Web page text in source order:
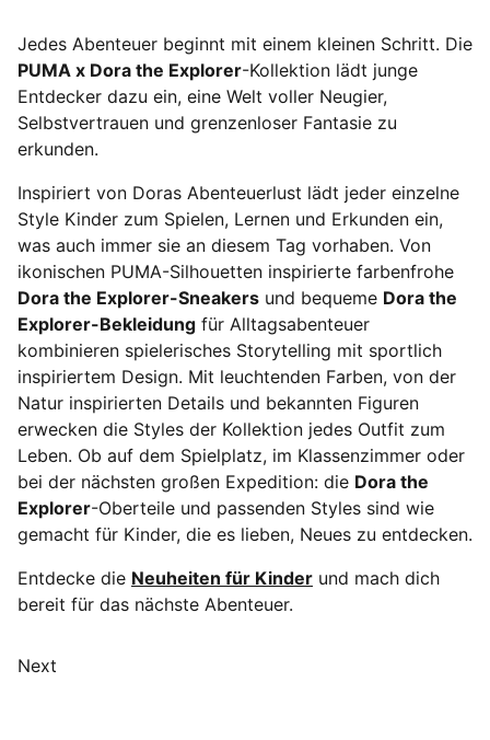
Jedes Abenteuer beginnt mit einem kleinen Schritt. Die
PUMA x Dora the Explorer-Kollektion lädt junge
Entdecker dazu ein, eine Welt voller Neugier,
Selbstvertrauen und grenzenloser Fantasie zu
erkunden.
Inspiriert von Doras Abenteuerlust lädt jeder einzelne
Style Kinder zum Spielen, Lernen und Erkunden ein,
was auch immer sie an diesem Tag vorhaben. Von
ikonischen PUMA-Silhouetten inspirierte farbenfrohe
Dora the Explorer-Sneakers und bequeme Dora the
Explorer-Bekleidung für Alltagsabenteuer
kombinieren spielerisches Storytelling mit sportlich
inspiriertem Design. Mit leuchtenden Farben, von der
Natur inspirierten Details und bekannten Figuren
erwecken die Styles der Kollektion jedes Outfit zum
Leben. Ob auf dem Spielplatz, im Klassenzimmer oder
bei der nächsten großen Expedition: die Dora the
Explorer-Oberteile und passenden Styles sind wie
gemacht für Kinder, die es lieben, Neues zu entdecken.
Entdecke die Neuheiten für Kinder und mach dich
bereit für das nächste Abenteuer.
Next